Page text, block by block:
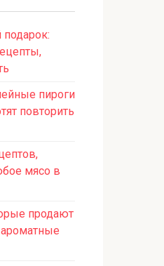
пироги
повторить
мясо в
продают